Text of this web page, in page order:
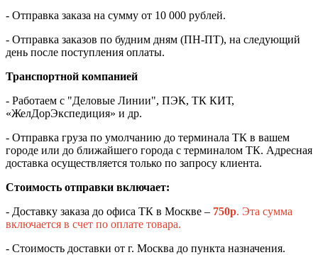
- Отправка заказа на сумму от 10 000 рублей.
- Отправка заказов по будним дням (ПН-ПТ), на следующий
день после поступления оплаты.
Транспортной компанией
- Работаем с "Деловые Линии", ПЭК, ТК КИТ,
«ЖелДорЭкспедиция» и др.
- Отправка груза по умолчанию до терминала ТК в вашем
городе или до ближайшего города с терминалом ТК. Адресная
доставка осуществляется только по запросу клиента.
Стоимость отправки включает:
- Доставку заказа до офиса ТК в Москве – 750р. Эта сумма
включается в счет по оплате товара.
- Стоимость доставки от г. Москва до пункта назначения.